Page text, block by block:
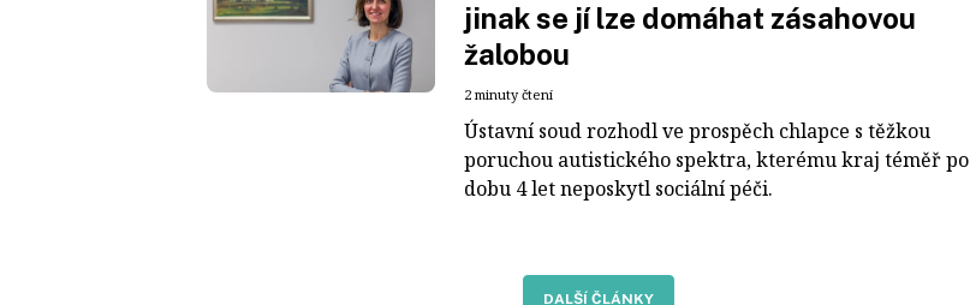
jinak se jí lze domáhat zásahovou
žalobou
2 minuty čtení
Ústavní soud rozhodl ve prospěch chlapce s těžkou
poruchou autistického spektra, kterému kraj téměř po
dobu 4 let neposkytl sociální péči.
DALŠÍ ČLÁNKY